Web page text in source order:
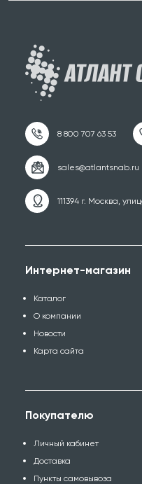
111394 г. Москва,
Интернет-магазин
Каталог
О компании
Новости
Карта сайта
Покупателю
Личный кабинет
Доставка
Пункты самовывоза